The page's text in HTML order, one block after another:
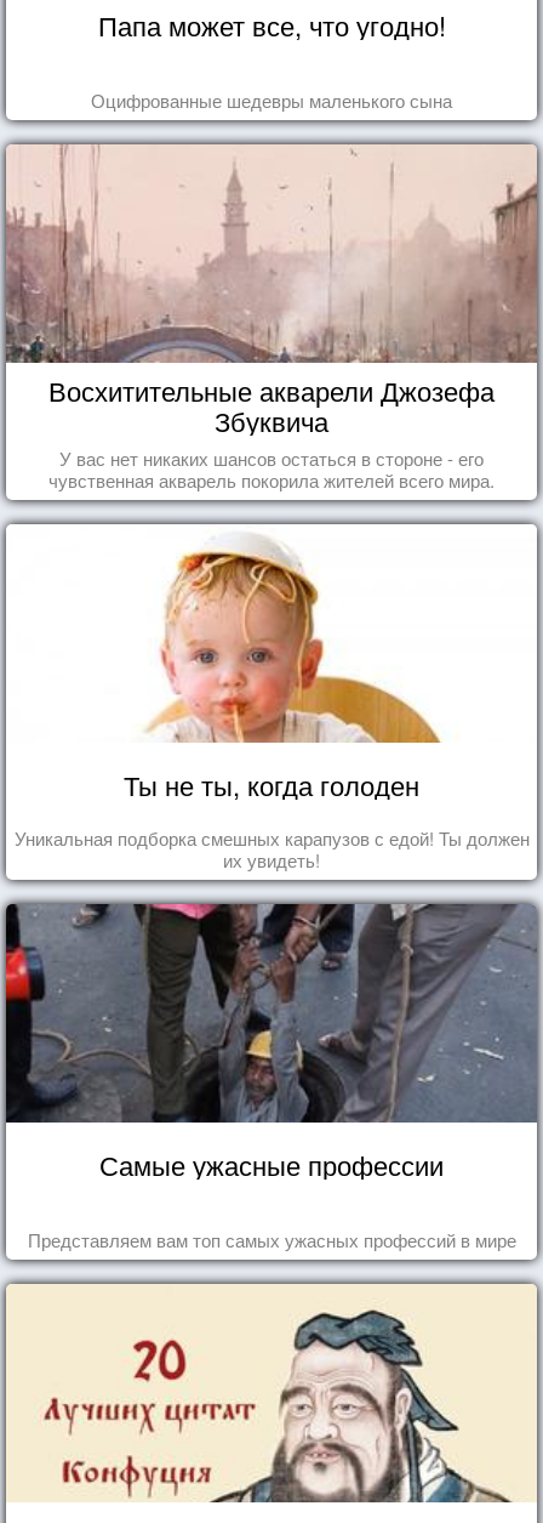
Папа может все, что угодно!
Оцифрованные шедевры маленького сына
Восхитительные акварели Джозефа
Збуквича
У вас нет никаких шансов остаться в стороне - его
чувственная акварель покорила жителей всего мира.
Ты не ты, когда голоден
Уникальная подборка смешных карапузов с едой! Ты должен
их увидеть!
Самые ужасные профессии
Представляем вам топ самых ужасных профессий в мире